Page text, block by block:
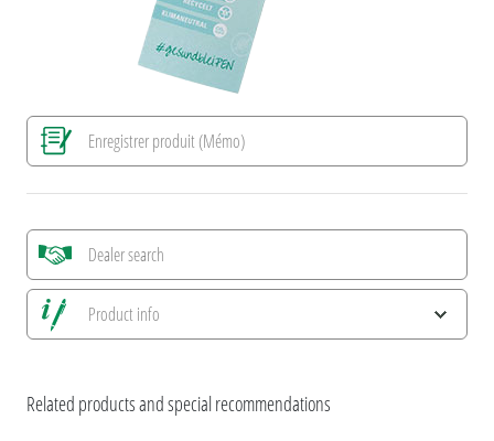
Enregistrer produit (Mémo)
Dealer search
Product info
Informations d'impression
Related products and special recommendations